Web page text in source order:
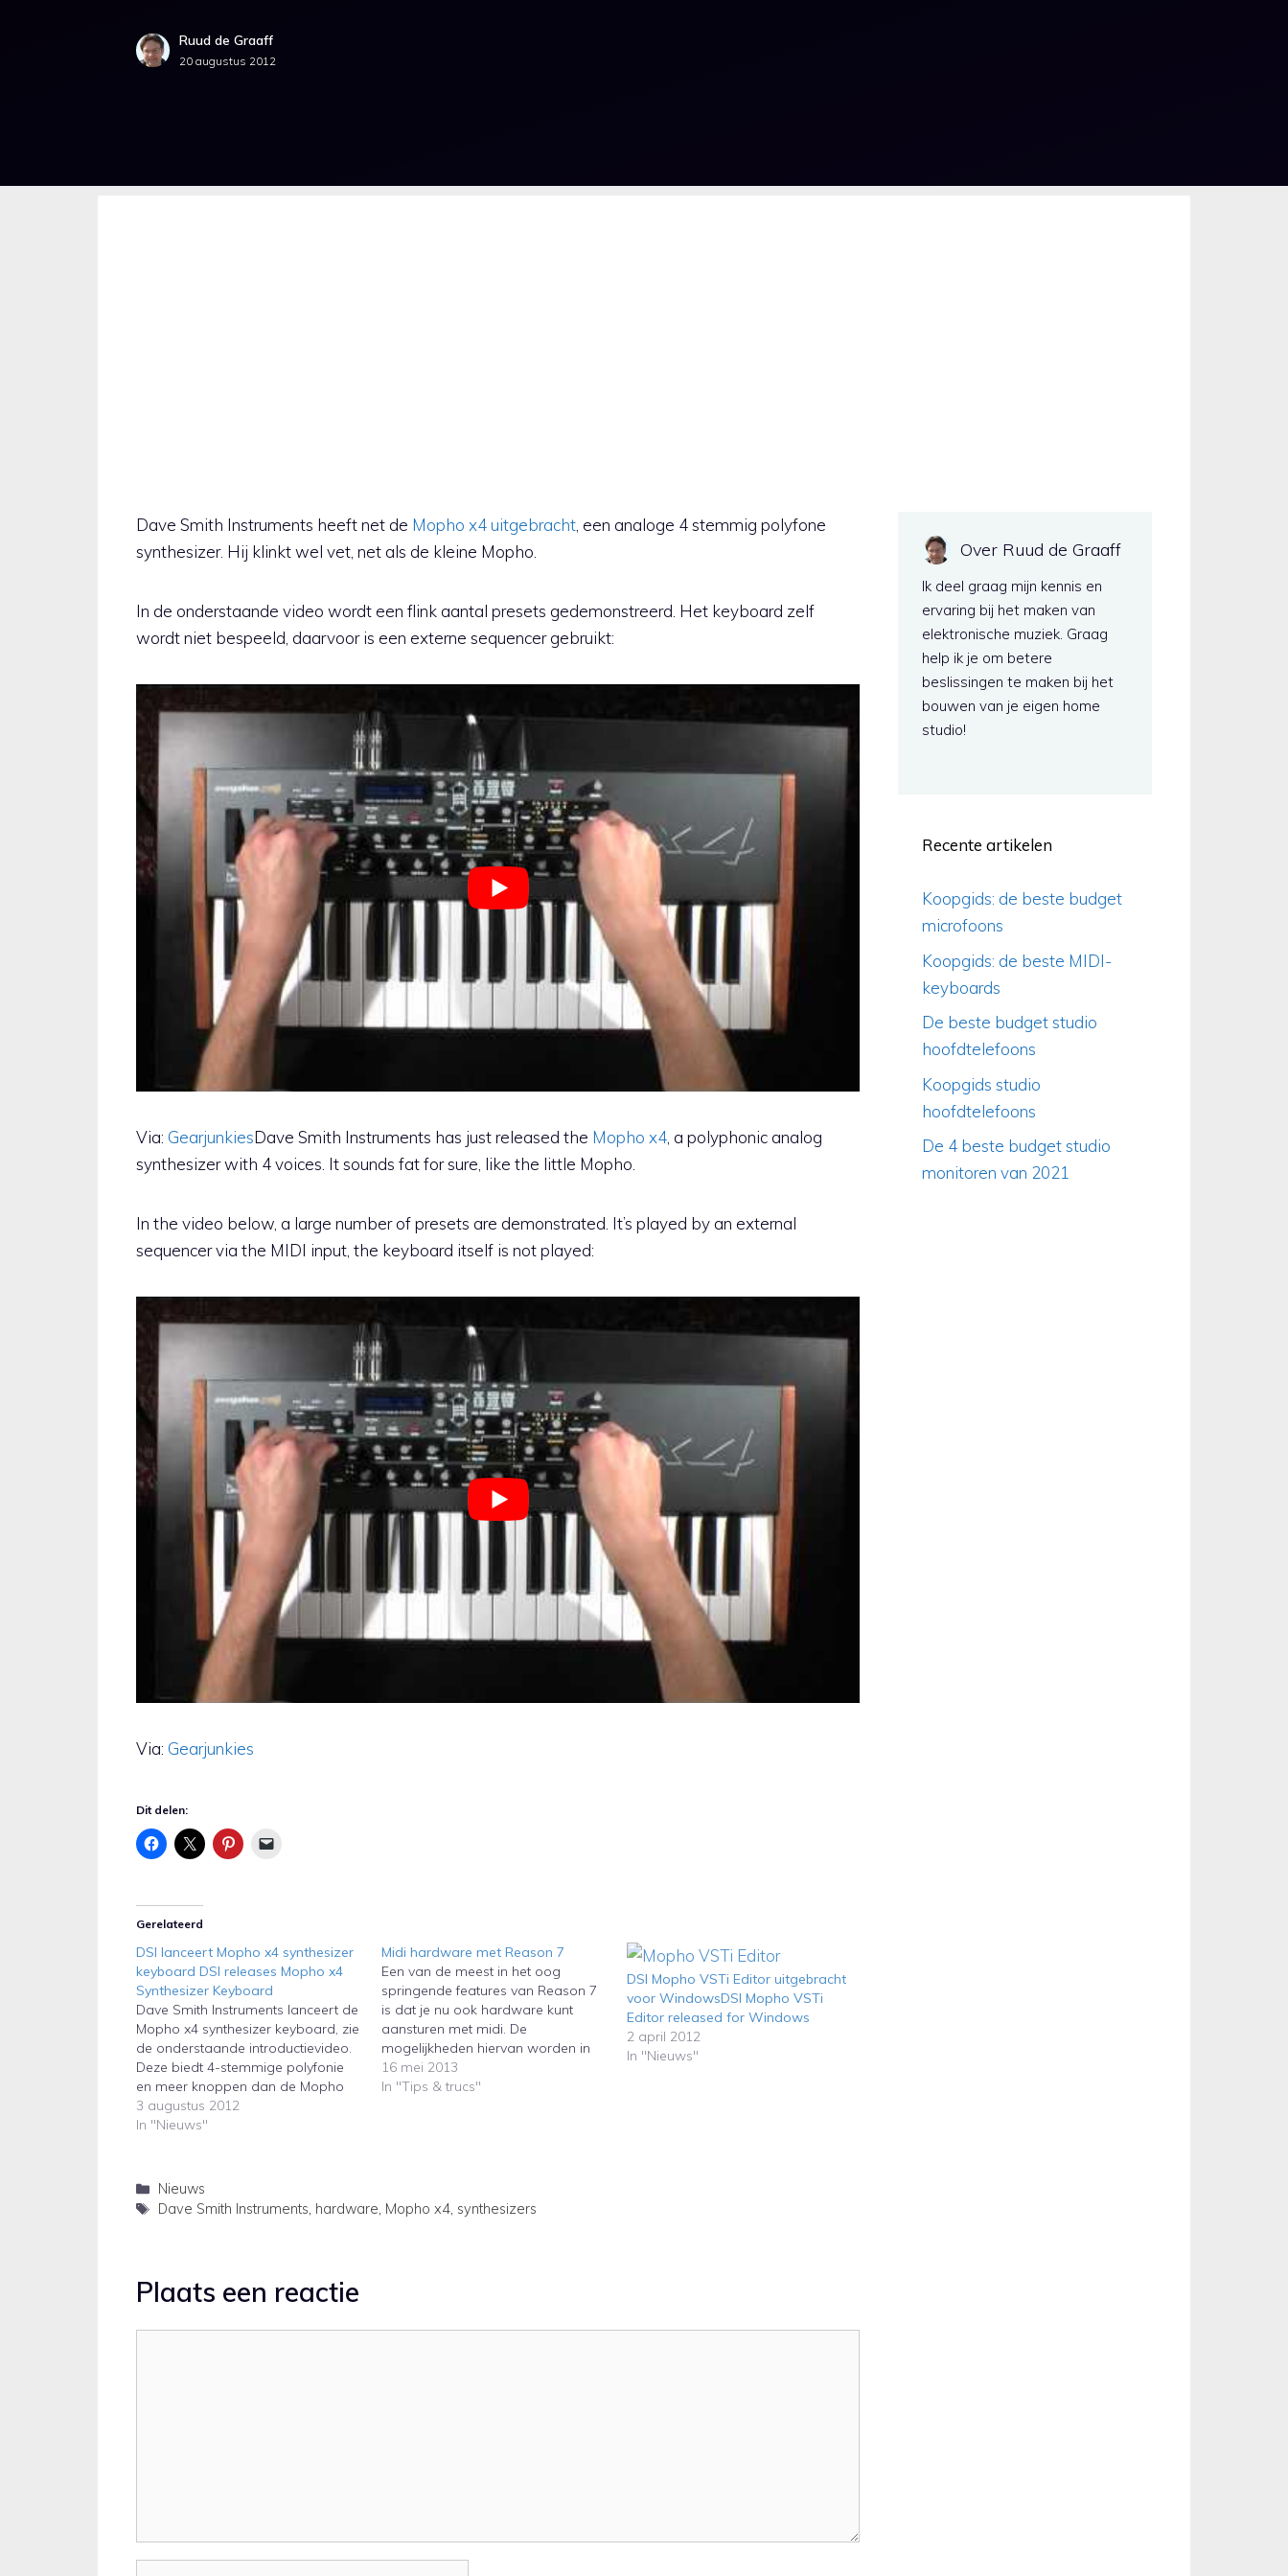
Ruud de Graaff
20 augustus 2012
Dave Smith Instruments heeft net de Mopho x4 uitgebracht, een analoge 4 stemmig polyfone
synthesizer. Hij klinkt wel vet, net als de kleine Mopho.
In de onderstaande video wordt een flink aantal presets gedemonstreerd. Het keyboard zelf
wordt niet bespeeld, daarvoor is een externe sequencer gebruikt:
Via: GearjunkiesDave Smith Instruments has just released the Mopho x4 , a polyphonic analog
synthesizer with 4 voices. It sounds fat for sure, like the little Mopho.
In the video below, a large number of presets are demonstrated. It’s played by an external
sequencer via the MIDI input, the keyboard itself is not played:
Via: Gearjunkies
Dit delen:
Gerelateerd
DSI lanceert Mopho x4 synthesizer
keyboard DSI releases Mopho x4
Synthesizer Keyboard
Dave Smith Instruments lanceert de
Mopho x4 synthesizer keyboard, zie
de onderstaande introductievideo.
Deze biedt 4-stemmige polyfonie
en meer knoppen dan de Mopho
keyboard. Dave Smith Instruments
launches the Mopho x4 synthesizer
polyphony and more controls than
the Mopho keyboard. The…
3 augustus 2012
In "Nieuws"
Midi hardware met Reason 7
Een van de meest in het oog
springende features van Reason 7
is dat je nu ook hardware kunt
aansturen met midi. De
mogelijkheden hiervan worden in
de onderstaande video door
Propellerhead Software
16 mei 2013
In "Tips & trucs"
DSI Mopho VSTi Editor uitgebracht
voor WindowsDSI Mopho VSTi
Editor released for Windows
2 april 2012
In "Nieuws"
Categorieën
Nieuws
Tags
Dave Smith Instruments, hardware, Mopho x4, synthesizers
Plaats een reactie
Over Ruud de Graaff
Ik deel graag mijn kennis en
ervaring bij het maken van
elektronische muziek. Graag
help ik je om betere
beslissingen te maken bij het
bouwen van je eigen home
studio!
Recente artikelen
Koopgids: de beste budget
microfoons
Koopgids: de beste MIDI-
keyboards
De beste budget studio
hoofdtelefoons
Koopgids studio
hoofdtelefoons
De 4 beste budget studio
monitoren van 2021